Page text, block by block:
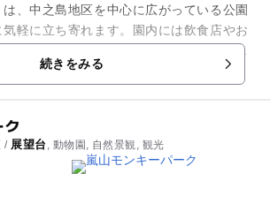
、中之島地区を中心に広がっている公園
軽に立ち寄れます。園内には飲食店やお
お店が軒を連ねており、グルメやショッ
。春は桜...続きをみる
ク
/ 展望台 , 動物園, 自然景観, 観光